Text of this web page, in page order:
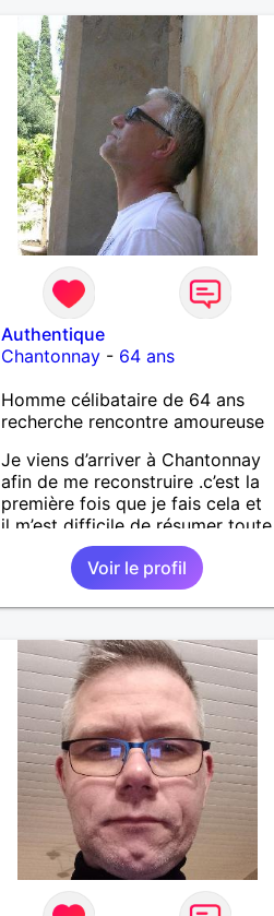
Authentique
Chantonnay - 64 ans
Homme célibataire de 64 ans
recherche rencontre amoureuse
Je viens d’arriver à Chantonnay
afin de me reconstruire .c’est la
première fois que je fais cela et
il m’est difficile de résumer toute
une vie.je suis à la retraite et
aujourd’hui c’est mon
anniversaire !J’aimerais
rencontrer quelqu’un qui partage
quelqu’un un être humain
Voir le profil